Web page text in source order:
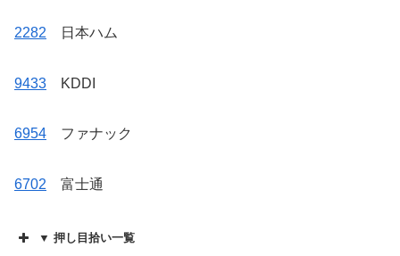
2282 日本ハム
9433 KDDI
6954 ファナック
6702 富士通
▼ 押し目拾い一覧